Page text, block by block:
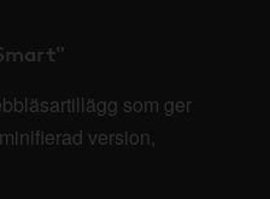
som ger
version,